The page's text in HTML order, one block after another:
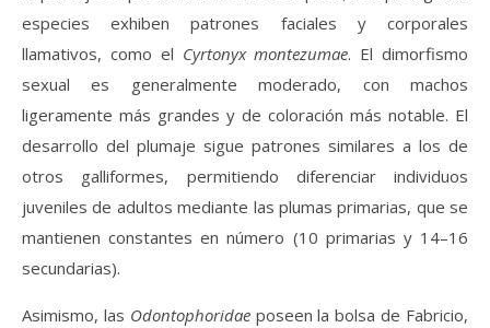
especies exhiben patrones faciales y corporales
llamativos, como el Cyrtonyx montezumae. El dimorfismo
sexual es generalmente moderado, con machos
ligeramente más grandes y de coloración más notable. El
desarrollo del plumaje sigue patrones similares a los de
otros galliformes, permitiendo diferenciar individuos
juveniles de adultos mediante las plumas primarias, que se
mantienen constantes en número (10 primarias y 14–16
secundarias).
Asimismo, las Odontophoridaeposeen la bolsa de Fabricio,